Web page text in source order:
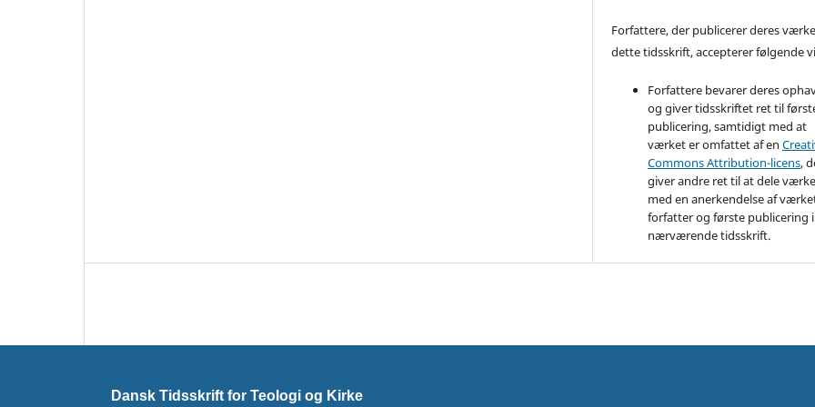
Forfattere, der publicerer deres
dette tidsskrift, accepterer følgende
Forfattere bevarer deres
og giver tidsskriftet ret til
publicering, samtidigt med at
værket er omfattet af en
Commons Attribution-licens,
giver andre ret til at dele
med en anerkendelse af
forfatter og første publicering i
nærværende tidsskrift.
Dansk Tidsskrift for Teologi og Kirke